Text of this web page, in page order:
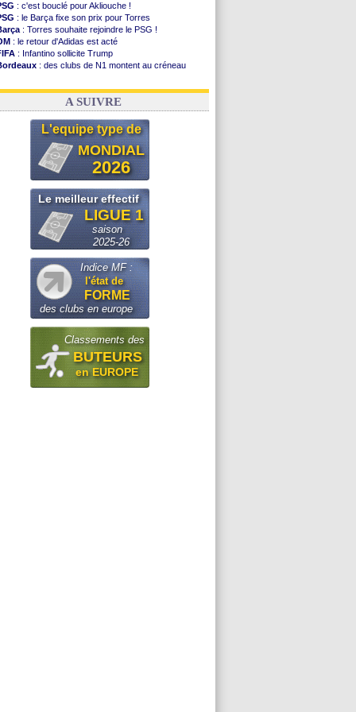
: c'est bouclé pour Akliouche !
: le Barça fixe son prix pour Torres
: Torres souhaite rejoindre le PSG !
: le retour d'Adidas est acté
: Infantino sollicite Trump
: des clubs de N1 montent au créneau
: le démenti de Leipzig pour Diomandé
A SUIVRE
L'equipe type de
MONDIAL
2026
Le meilleur effectif
LIGUE 1
saison
2025-26
Indice MF :
l'état de
FORME
des clubs en europe
Classements des
BUTEURS
en EUROPE